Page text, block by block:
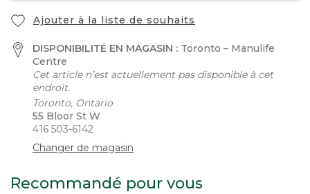
Ajouter à la liste de souhaits
DISPONIBILITÉ EN MAGASIN : Toronto – Manulife
Centre
Cet article n’est actuellement pas disponible à cet
endroit.
Toronto, Ontario
55 Bloor St W
416 503-6142
Changer de magasin
Recommandé pour vous